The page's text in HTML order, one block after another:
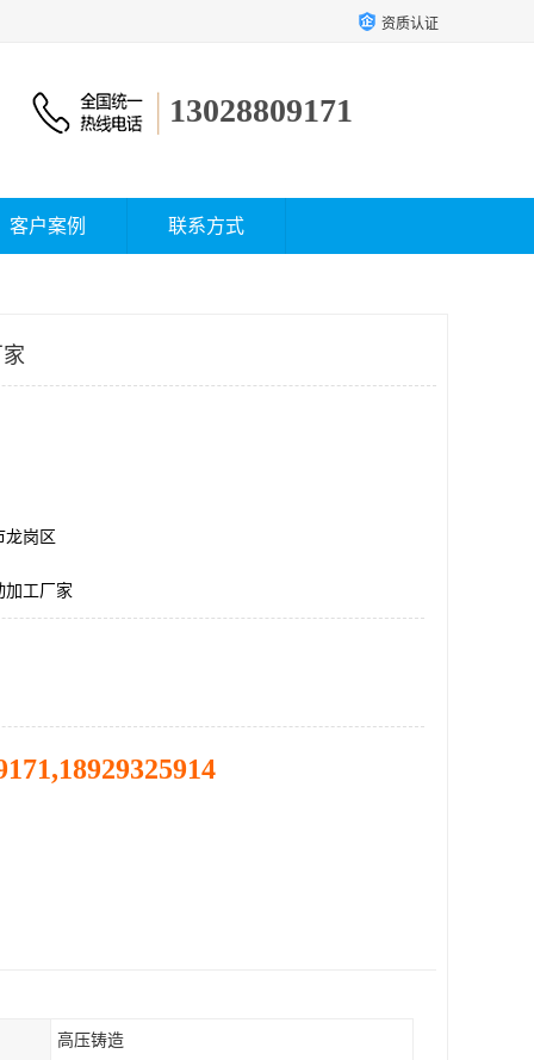
资质认证
13028809171
客户案例 联系方式
龙岗区
加工厂家
高压铸造